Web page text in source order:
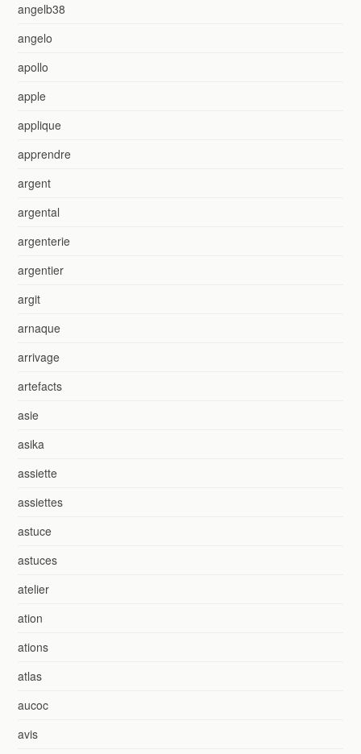
angelb38
angelo
apollo
apple
applique
apprendre
argent
argental
argenterie
argentier
argit
arnaque
arrivage
artefacts
asie
asika
assiette
assiettes
astuce
astuces
atelier
ation
ations
atlas
aucoc
avis